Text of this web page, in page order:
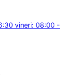
vineri: 08:00 -